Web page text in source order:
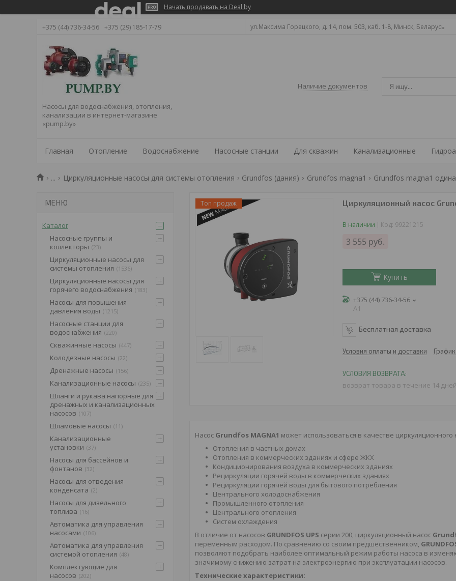
Начать продавать на Deal.by
+375 (44) 736-34-56 +375 (29) 185-17-79 ул.Максима Горецкого, д. 14, пом. 503, каб. 1-8, Минск, Беларусь
Насосы для водоснабжения, отопления,
канализации в интернет-магазине
«pump.by»
Наличие документов
Главная Отопление Водоснабжение Насосные станции Для скважин Канализационные
... Циркуляционные насосы для системы отопления Grundfos (дания) Grundfos magna1 Grundfos magna1
Топ продаж Циркуляционный насос
В наличии Код: 99221215
3 555 руб.
Купить
+375 (44) 736-34-56
A1
Бесплатная доставка
Условия оплаты и доставки
возврат товара в течение 14 дней
Насос Grundfos MAGNA1 может использоваться в качестве циркуляционного
Отопления в частных домах
Отопления в коммерческих зданиях и сфере ЖКХ
Кондиционирования воздуха в коммерческих зданиях
Рециркуляции горячей воды в коммерческих зданиях
Рециркуляции горячей воды для бытового потребления
Центрального холодоснабжения
Промышленного отопления
Центрального отопления
Систем охлаждения
В отличие от насосов GRUNDFOS UPS серии 200, циркуляционный насос
переменным расходом. По сравнению со своим предшественником,
позволяют подобрать наиболее оптимальный режим работы насоса в
значимому снижению затрат на электроэнергию при эксплуатации насосов.
Технические характеристики:
Каталог
Насосные группы и
коллекторы 23
Циркуляционные насосы для
системы отопления
1536
Циркуляционные насосы для
горячего водоснабжения
183
Насосы для повышения
давления воды
1215
Насосные станции для
водоснабжения 220
Скважинные насосы 447
Колодезные насосы 22
Дренажные насосы 156
Канализационные насосы 235
Шланги и рукава напорные для
дренажных и канализационных
насосов
107
Шламовые насосы 11
Канализационные
установки 37
Насосы для бассейнов и
фонтанов 32
Насосы для отведения
конденсата 2
Насосы для дизельного
топлива
16
Автоматика для управления
насосами
106
Автоматика для управления
системой отопления 48
Комплектующие для
насосов 202